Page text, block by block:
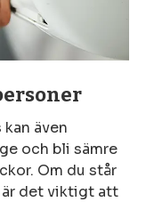
även
och bli sämre
Om du står
det viktigt att